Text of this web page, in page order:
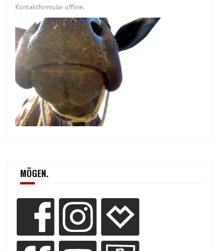
Kontaktformular offline.
MÖGEN.